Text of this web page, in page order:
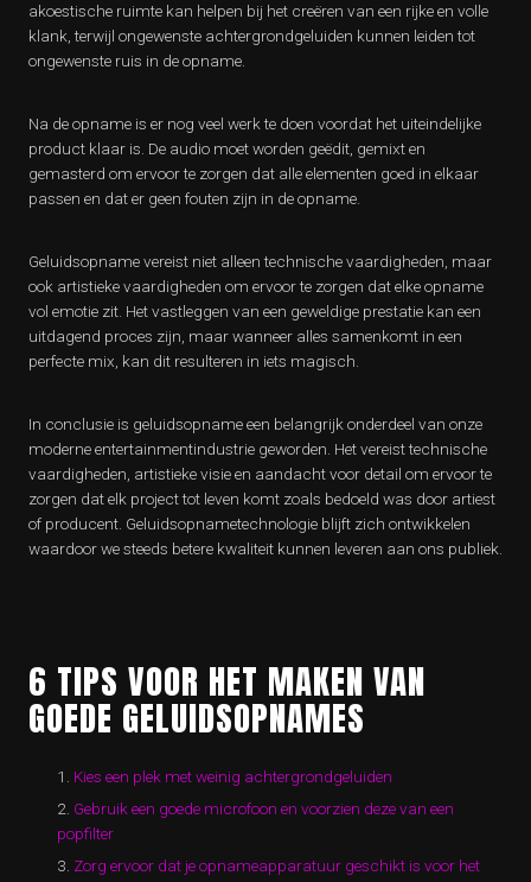
akoestische ruimte kan helpen bij het creëren van een rijke en volle
klank, terwijl ongewenste achtergrondgeluiden kunnen leiden tot
ongewenste ruis in de opname.
Na de opname is er nog veel werk te doen voordat het uiteindelijke
product klaar is. De audio moet worden geëdit, gemixt en
gemasterd om ervoor te zorgen dat alle elementen goed in elkaar
passen en dat er geen fouten zijn in de opname.
Geluidsopname vereist niet alleen technische vaardigheden, maar
ook artistieke vaardigheden om ervoor te zorgen dat elke opname
vol emotie zit. Het vastleggen van een geweldige prestatie kan een
uitdagend proces zijn, maar wanneer alles samenkomt in een
perfecte mix, kan dit resulteren in iets magisch.
In conclusie is geluidsopname een belangrijk onderdeel van onze
moderne entertainmentindustrie geworden. Het vereist technische
vaardigheden, artistieke visie en aandacht voor detail om ervoor te
zorgen dat elk project tot leven komt zoals bedoeld was door artiest
of producent. Geluidsopnametechnologie blijft zich ontwikkelen
waardoor we steeds betere kwaliteit kunnen leveren aan ons publiek.
6 TIPS VOOR HET MAKEN VAN
GOEDE GELUIDSOPNAMES
Kies een plek met weinig achtergrondgeluiden
Gebruik een goede microfoon en voorzien deze van een
popfilter
Zorg ervoor dat je opnameapparatuur geschikt is voor het